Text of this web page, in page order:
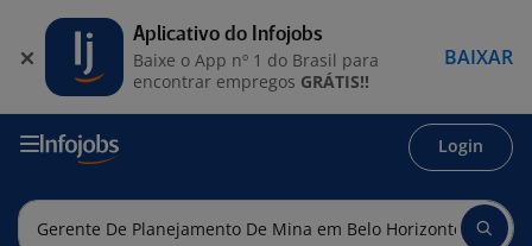
Login
Aplicativo do Infojobs
Baixe o App nº 1 do Brasil para
encontrar empregos GRÁTIS!!
BAIXAR